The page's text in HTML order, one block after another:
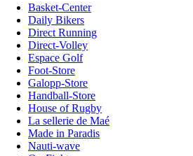
Basket-Center
Daily Bikers
Direct Running
Direct-Volley
Espace Golf
Foot-Store
Galopp-Store
Handball-Store
House of Rugby
La sellerie de Maé
Made in Paradis
Nauti-wave